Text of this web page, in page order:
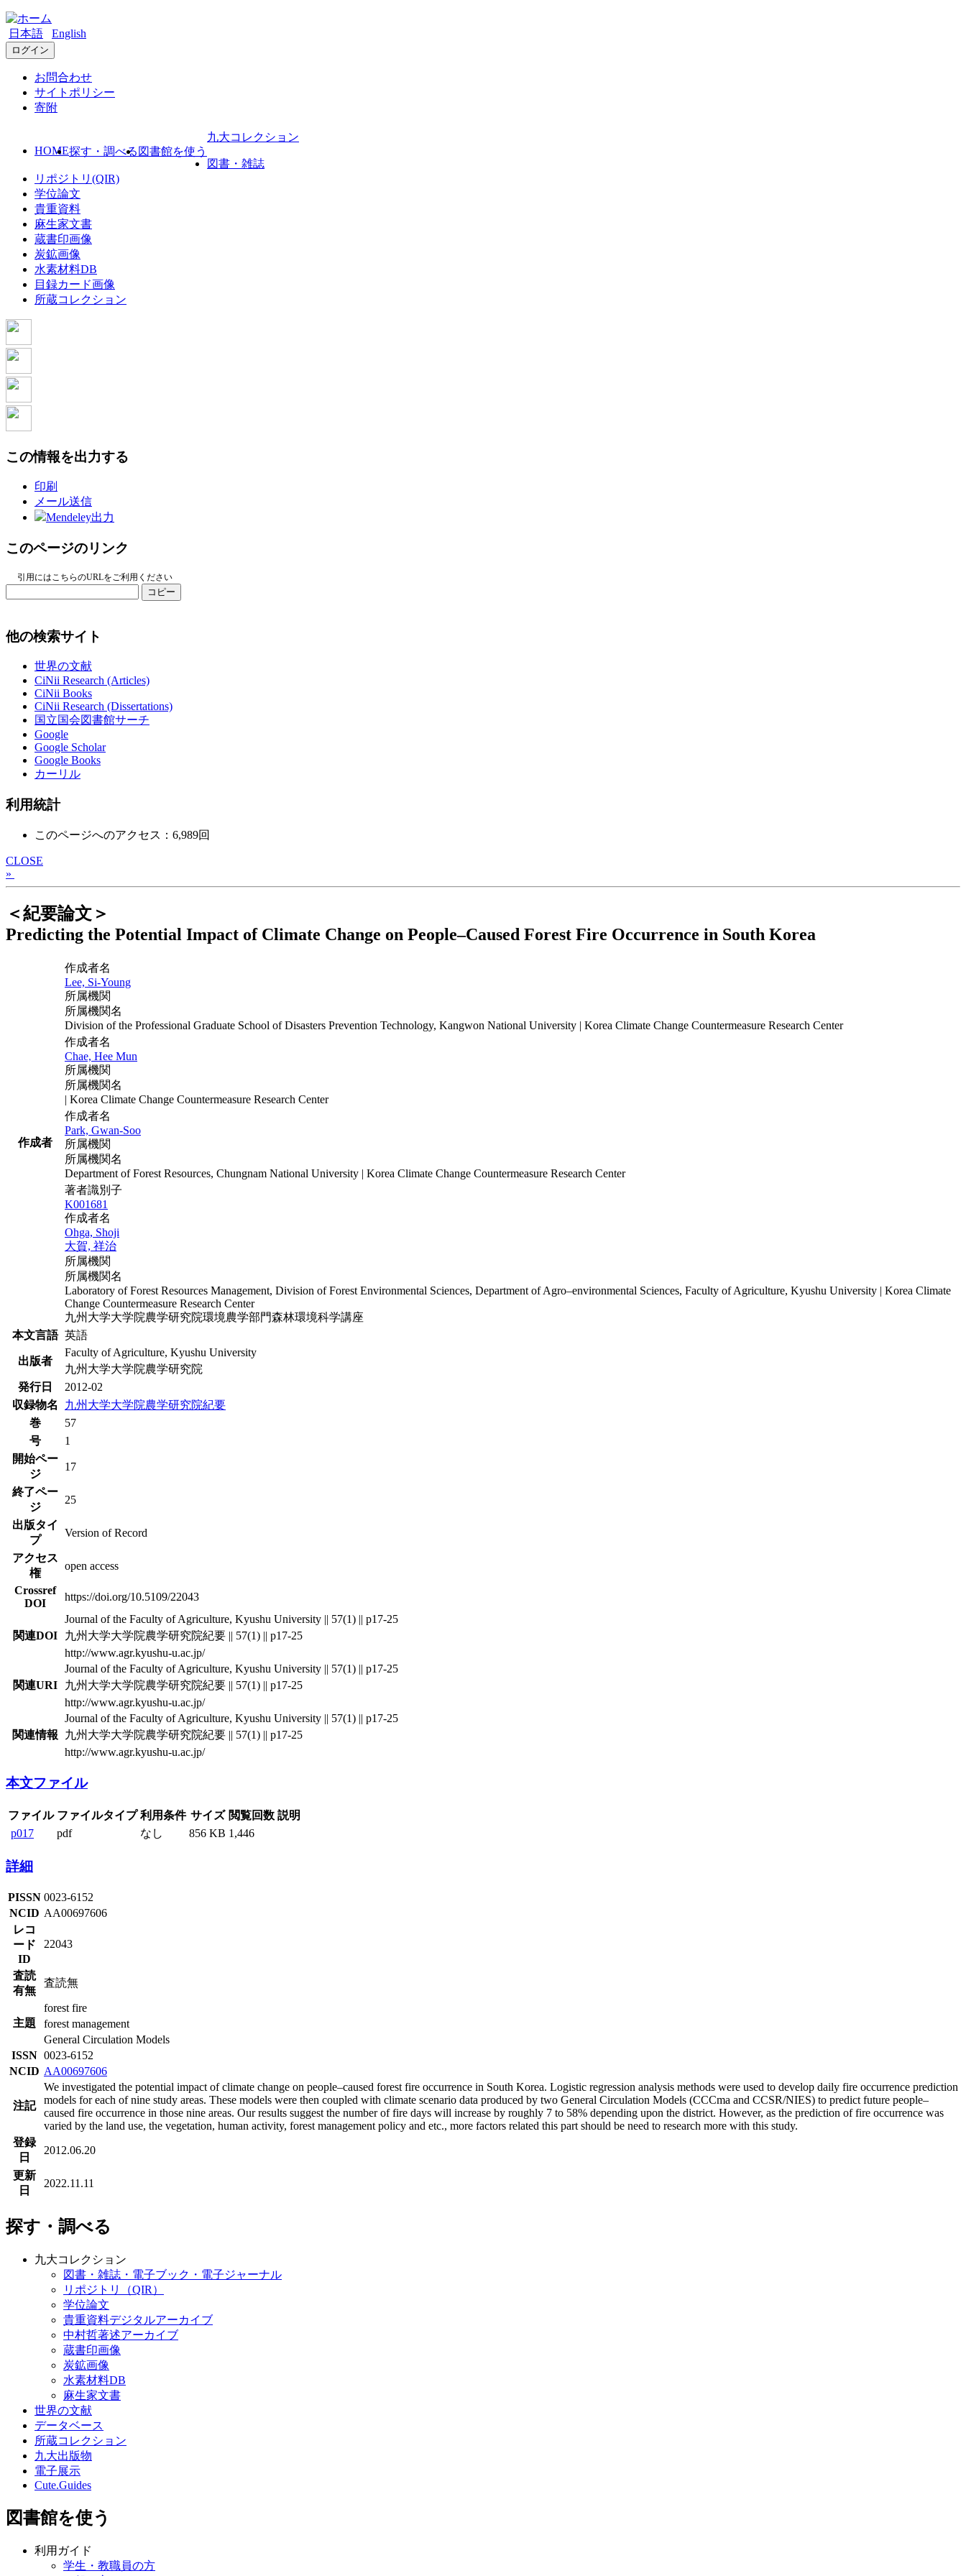
日本語 English
ログイン
お問合わせ
サイトポリシー
寄附
HOME探す・調べる 図書館を使う
九大コレクション
図書・雑誌
リポジトリ(QIR)
学位論文
貴重資料
麻生家文書
蔵書印画像
炭鉱画像
水素材料DB
目録カード画像
所蔵コレクション
この情報を出力する
印刷
メール送信
Mendeley出力
このページのリンク
引用にはこちらのURLをご利用ください
コピー
他の検索サイト
世界の文献
CiNii Research (Articles)
CiNii Books
CiNii Research (Dissertations)
国立国会図書館サーチ
Google
Google Scholar
Google Books
カーリル
利用統計
このページへのアクセス：6,989回
CLOSE
»
＜紀要論文＞
Predicting the Potential Impact of Climate Change on People–Caused Forest Fire Occurrence in South Korea
作成者
作成者名
Lee, Si-Young
所属機関
所属機関名
Division of the Professional Graduate School of Disasters Prevention Technology, Kangwon National University | Korea Climate Change Countermeasure Research Center
作成者名
Chae, Hee Mun
所属機関
所属機関名
| Korea Climate Change Countermeasure Research Center
作成者名
Park, Gwan-Soo
所属機関
所属機関名
Department of Forest Resources, Chungnam National University | Korea Climate Change Countermeasure Research Center
著者識別子
K001681
作成者名
Ohga, Shoji
大賀, 祥治
所属機関
所属機関名
Laboratory of Forest Resources Management, Division of Forest Environmental Sciences, Department of Agro–environmental Sciences, Faculty of Agriculture, Kyushu University | Korea Climate
Change Countermeasure Research Center
九州大学大学院農学研究院環境農学部門森林環境科学講座
本文言語 英語
出版者
Faculty of Agriculture, Kyushu University
九州大学大学院農学研究院
発行日
2012-02
収録物名
九州大学大学院農学研究院紀要
巻
57
号
1
開始ペー
ジ
17
終了ペー
ジ
25
出版タイ
プ
Version of Record
アクセス
権
open access
Crossref
DOI
https://doi.org/10.5109/22043
関連DOI
Journal of the Faculty of Agriculture, Kyushu University || 57(1) || p17-25
九州大学大学院農学研究院紀要 || 57(1) || p17-25
http://www.agr.kyushu-u.ac.jp/
関連URI
Journal of the Faculty of Agriculture, Kyushu University || 57(1) || p17-25
九州大学大学院農学研究院紀要 || 57(1) || p17-25
http://www.agr.kyushu-u.ac.jp/
関連情報
Journal of the Faculty of Agriculture, Kyushu University || 57(1) || p17-25
九州大学大学院農学研究院紀要 || 57(1) || p17-25
http://www.agr.kyushu-u.ac.jp/
本文ファイル
ファイル ファイルタイプ 利用条件 サイズ 閲覧回数 説明
p017
pdf なし 856 KB 1,446
詳細
PISSN 0023-6152
NCID AA00697606
レコ
ード
ID
22043
査読
有無
査読無
主題
forest fire
forest management
General Circulation Models
ISSN 0023-6152
NCID AA00697606
注記
We investigated the potential impact of climate change on people–caused forest fire occurrence in South Korea. Logistic regression analysis methods were used to develop daily fire occurrence prediction
models for each of nine study areas. These models were then coupled with climate scenario data produced by two General Circulation Models (CCCma and CCSR/NIES) to predict future people–
caused fire occurrence in those nine areas. Our results suggest the number of fire days will increase by roughly 7 to 58% depending upon the district. However, as the prediction of fire occurrence was
varied by the land use, the vegetation, human activity, forest management policy and etc., more factors related this part should be need to research more with this study.
登録
日
2012.06.20
更新
日
2022.11.11
探す・調べる
九大コレクション
図書・雑誌・電子ブック・電子ジャーナル
リポジトリ（QIR）
学位論文
貴重資料デジタルアーカイブ
中村哲著述アーカイブ
蔵書印画像
炭鉱画像
水素材料DB
麻生家文書
世界の文献
データベース
所蔵コレクション
九大出版物
電子展示
Cute.Guides
図書館を使う
利用ガイド
学生・教職員の方